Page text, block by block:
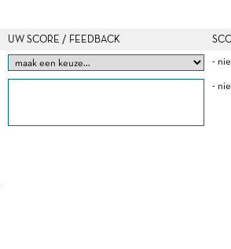
UW SCORE / FEEDBACK
-
-